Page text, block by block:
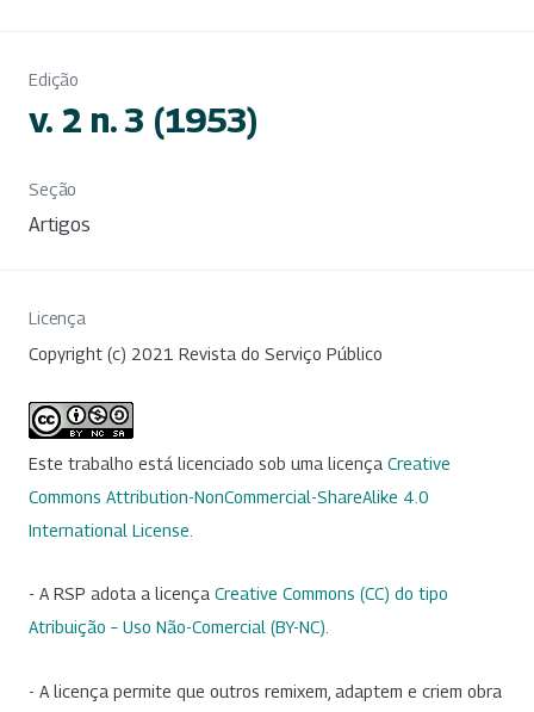
Edição
v. 2 n. 3 (1953)
Seção
Artigos
Licença
Copyright (c) 2021 Revista do Serviço Público
Este trabalho está licenciado sob uma licença Creative
Commons Attribution-NonCommercial-ShareAlike 4.0
International License
- A RSP adota a licença Creative Commons (CC) do tipo
Atribuição – Uso Não-Comercial (BY-NC)
- A licença permite que outros remixem, adaptem e criem obra